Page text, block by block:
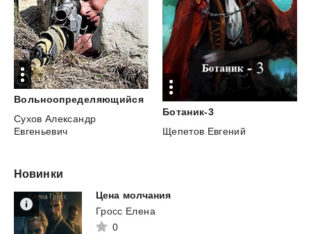
Вольноопределяющийся
Сухов Александр
Евгеньевич
Ботаник-3
Щепетов Евгений
Новинки
Цена молчания
Гросс Елена
0